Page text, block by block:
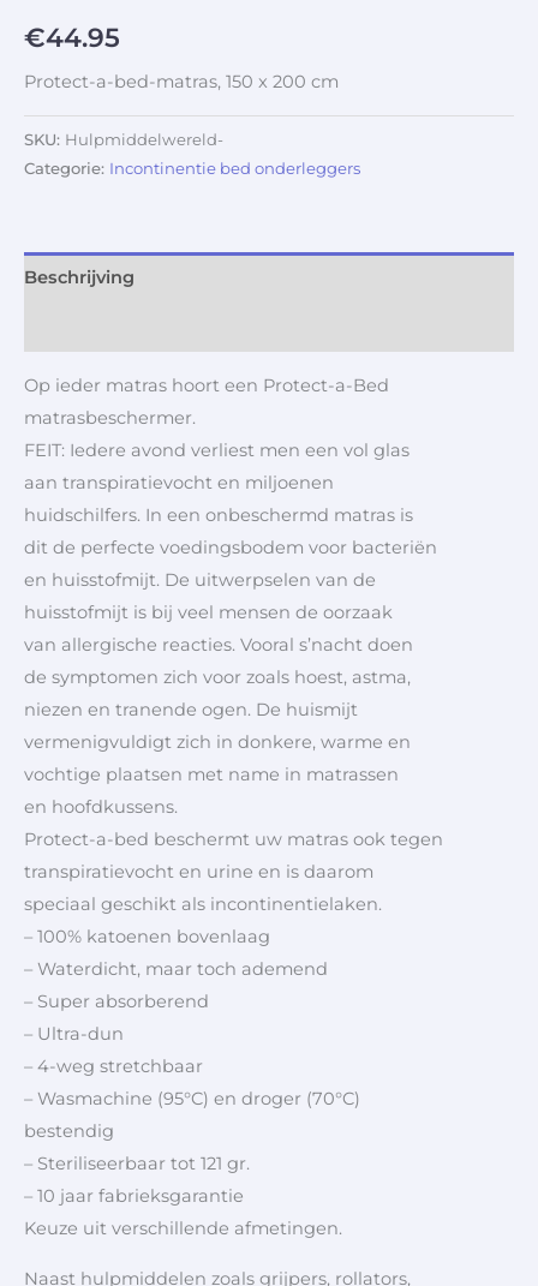
€44.95
Protect-a-bed-matras, 150 x 200 cm
SKU: Hulpmiddelwereld-
Categorie: Incontinentie bed onderleggers
Beschrijving
Op ieder matras hoort een Protect-a-Bed
matrasbeschermer.
FEIT: Iedere avond verliest men een vol glas
aan transpiratievocht en miljoenen
huidschilfers. In een onbeschermd matras is
dit de perfecte voedingsbodem voor bacteriën
en huisstofmijt. De uitwerpselen van de
huisstofmijt is bij veel mensen de oorzaak
van allergische reacties. Vooral s’nacht doen
de symptomen zich voor zoals hoest, astma,
niezen en tranende ogen. De huismijt
vermenigvuldigt zich in donkere, warme en
vochtige plaatsen met name in matrassen
en hoofdkussens.
Protect-a-bed beschermt uw matras ook tegen
transpiratievocht en urine en is daarom
speciaal geschikt als incontinentielaken.
– 100% katoenen bovenlaag
– Waterdicht, maar toch ademend
– Super absorberend
– Ultra-dun
– 4-weg stretchbaar
– Wasmachine (95°C) en droger (70°C)
bestendig
– Steriliseerbaar tot 121 gr.
– 10 jaar fabrieksgarantie
Keuze uit verschillende afmetingen.
Naast hulpmiddelen zoals grijpers, rollators,